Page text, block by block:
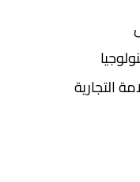
التجارية